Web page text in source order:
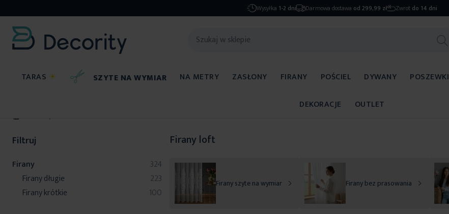
Wysyłka 1-2 dni Darmowa dostawa od 299,99 zł Zwrot do 14 dni
TARAS ☀ SZYTE NA WYMIAR NA METRY ZASŁONY FIRANY POŚCIEL DYWANY POSZEWKI
DEKORACJE
OUTLET
Firany
Firany loft
Firany szyte na wymiar Firany bez prasowania
Filtruj
Firany 324
produkty
Firany długie
223
produkty
Firany krótkie
100
produkty